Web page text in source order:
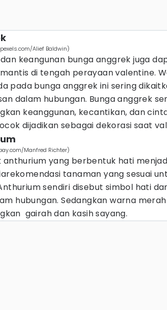
Alief Baldwin)
keangunan bunga anggrek juga
di tengah perayaan valentine.
pada bunga anggrek ini sering
dalam hubungan. Bunga anggrek
keanggunan, kecantikan, dan
dijadikan sebagai dekorasi saat
Manfred Richter)
anthurium yang berbentuk hati
tanaman yang sesuai
sendiri disebut simbol hati
hubungan. Sedangkan warna
gairah dan kasih sayang.